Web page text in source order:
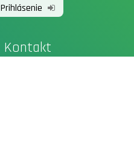
Kontakt
Prihlásenie